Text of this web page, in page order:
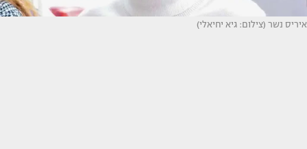
איריס נשר (צילום: גיא יחיאלי)